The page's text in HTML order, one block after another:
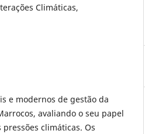
Climáticas,
e modernos de gestão da
avaliando o seu papel
climáticas. Os